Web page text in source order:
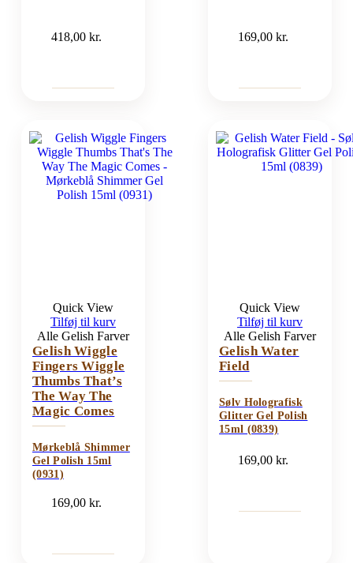
418,00kr. 169,00kr.
Quick View
Tilføj til kurv
Alle Gelish Farver
Gelish Wiggle
Fingers Wiggle
Thumbs That’s
The Way The
Magic Comes
Mørkeblå Shimmer
Gel Polish 15ml
(0931)
169,00kr.
Quick View
Tilføj til kurv
Alle Gelish Farver
Gelish Water
Field
Sølv Holografisk
Glitter Gel Polish
15ml (0839)
169,00kr.